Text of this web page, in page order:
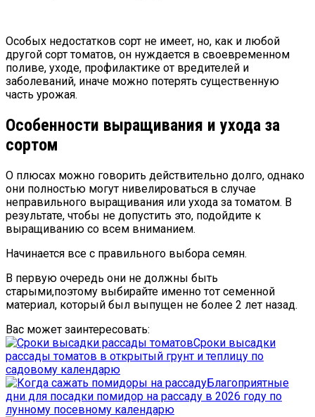
Особых недостатков сорт не имеет, но, как и любой
другой сорт томатов, он нуждается в своевременном
поливе, уходе, профилактике от вредителей и
заболеваний, иначе можно потерять существенную
часть урожая.
Особенности выращивания и ухода за
сортом
О плюсах можно говорить действительно долго, однако
они полностью могут нивелироваться в случае
неправильного выращивания или ухода за томатом. В
результате, чтобы не допустить это, подойдите к
выращиванию со всем вниманием.
Начинается все с правильного выбора семян.
В первую очередь они не должны быть
старыми,поэтому выбирайте именно тот семенной
материал, который был выпущен не более 2 лет назад.
Вас может заинтересовать:
Сроки высадки
рассады томатов в открытый грунт и теплицу по
садовому календарю
Благоприятные
дни для посадки помидор на рассаду в 2026 году по
лунному посевному календарю